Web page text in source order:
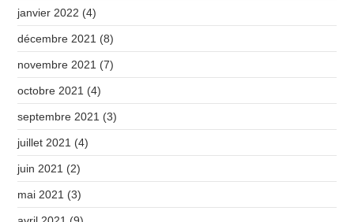
janvier 2022 (4)
décembre 2021 (8)
novembre 2021 (7)
octobre 2021 (4)
septembre 2021 (3)
juillet 2021 (4)
juin 2021 (2)
mai 2021 (3)